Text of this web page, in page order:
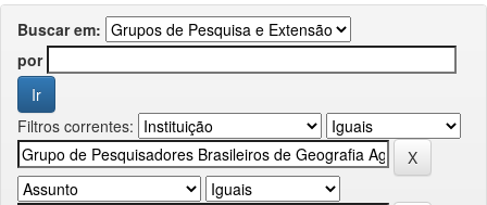
Buscar em:
por
Filtros correntes: